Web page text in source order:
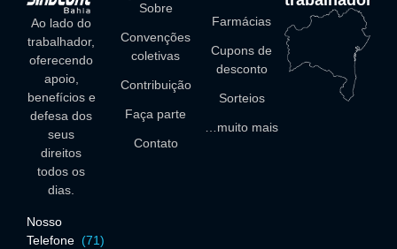
Ao lado do
trabalhador,
oferecendo
apoio,
benefícios e
defesa dos
seus
direitos
todos os
dias.
Nosso
Telefone (71)
Sobre
Convenções
coletivas
Contribuição
Faça parte
Contato
Farmácias
Cupons de
desconto
Sorteios
…muito mais